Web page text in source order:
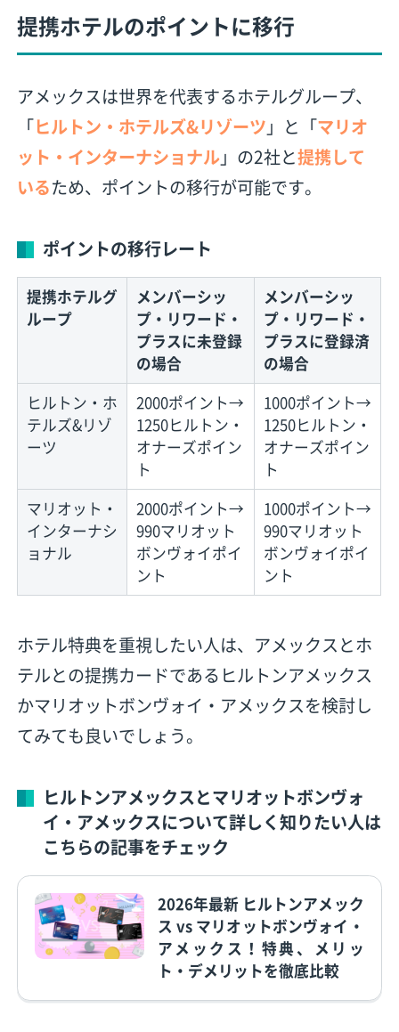
提携ホテルのポイントに移行
アメックスは世界を代表するホテルグループ、
「ヒルトン・ホテルズ&リゾーツ 」と「マリオ
ット・インターナショナル」の2社と提携して
いるため、ポイントの移行が可能です。
ポイントの移行レート
提携ホテルグ
ループ
メンバーシッ
プ・リワード・
プラスに未登録
の場合
メンバーシッ
プ・リワード・
プラスに登録済
の場合
ヒルトン・ホ
テルズ&リゾ
ーツ
2000ポイント→
1250ヒルトン・
オナーズポイン
ト
1000ポイント→
1250ヒルトン・
オナーズポイン
ト
マリオット・
インターナシ
ョナル
2000ポイント→
990マリオット
ボンヴォイポイ
ント
1000ポイント→
990マリオット
ボンヴォイポイ
ント
ホテル特典を重視したい人は、アメックスとホ
テルとの提携カードであるヒルトンアメックス
かマリオットボンヴォイ・アメックスを検討し
てみても良いでしょう。
ヒルトンアメックスとマリオットボンヴォ
イ・アメックスについて詳しく知りたい人は
こちらの記事をチェック
2026年最新 ヒルトンアメック
ス vs マリオットボンヴォイ・
アメックス！特典、メリッ
ト・デメリットを徹底比較